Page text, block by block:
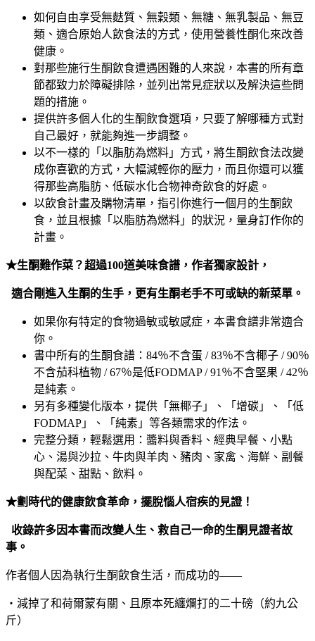
如何自由享受無麩質、無穀類、無糖、無乳製品、無豆
類、適合原始人飲食法的方式，使用營養性酮化來改善
健康。
對那些施行生酮飲食遭遇困難的人來說，本書的所有章
節都致力於障礙排除，並列出常見症狀以及解決這些問
題的措施。
提供許多個人化的生酮飲食選項，只要了解哪種方式對
自己最好，就能夠進一步調整。
以不一樣的「以脂肪為燃料」方式，將生酮飲食法改變
成你喜歡的方式，大幅減輕你的壓力，而且你還可以獲
得那些高脂肪、低碳水化合物神奇飲食的好處。
以飲食計畫及購物清單，指引你進行一個月的生酮飲
食，並且根據「以脂肪為燃料」的狀況，量身訂作你的
計畫。
★生酮難作菜？超過100道美味食譜， 作者獨家設計，
適合剛進入生酮的生手 ，更有生酮老手不可或缺的新菜單。
如果你有特定的食物過敏或敏感症，本書食譜非常適合
你。
書中所有的生酮食譜：84％不含蛋 / 83％不含椰子 / 90％
不含茄科植物 / 67％是低FODMAP / 91％不含堅果 / 42％
是純素。
另有多種變化版本，提供「無椰子」、「增碳」、「低
FODMAP」、「純素」等各類需求的作法。
完整分類，輕鬆選用：醬料與香料、經典早餐、小點
心、湯與沙拉、牛肉與羊肉、豬肉、家禽、海鮮、副餐
與配菜、甜點、飲料。
★劃時代的健康飲食革命， 擺脫惱人宿疾的見證！
收錄許多因本書而改變人生、救自己一命的生酮見證者故
事。
作者個人因為執行生酮飲食生活，而成功的——
‧減掉了和荷爾蒙有關、且原本死纏爛打的二十磅（約九公
斤）